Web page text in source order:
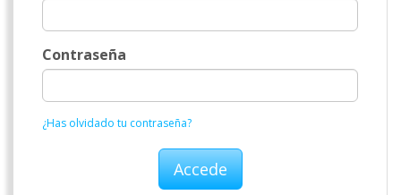
Contraseña
¿Has olvidado tu contraseña?
Accede